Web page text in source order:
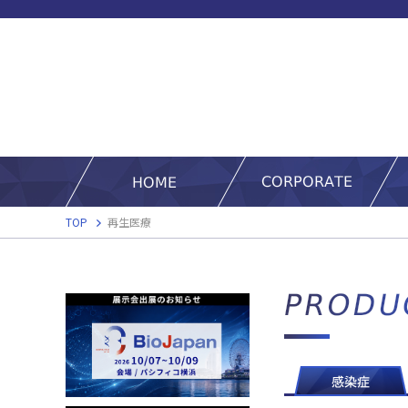
TOP 再生医療